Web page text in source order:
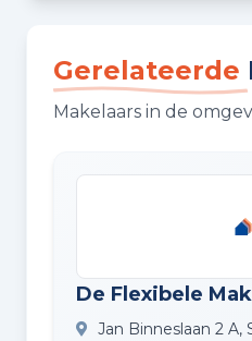
Gerelateerde
Makelaars in de
De Flexibele
Jan Binneslaan 2 A,